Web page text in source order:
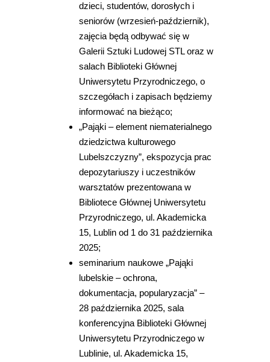
dzieci, studentów, dorosłych i
seniorów (wrzesień-październik),
zajęcia będą odbywać się w
Galerii Sztuki Ludowej STL oraz w
salach Biblioteki Głównej
Uniwersytetu Przyrodniczego, o
szczegółach i zapisach będziemy
informować na bieżąco;
„Pająki – element niematerialnego
dziedzictwa kulturowego
Lubelszczyzny”, ekspozycja prac
depozytariuszy i uczestników
warsztatów prezentowana w
Bibliotece Głównej Uniwersytetu
Przyrodniczego, ul. Akademicka
15, Lublin od 1 do 31 października
2025;
seminarium naukowe „Pająki
lubelskie – ochrona,
dokumentacja, popularyzacja” –
28 października 2025, sala
konferencyjna Biblioteki Głównej
Uniwersytetu Przyrodniczego w
Lublinie, ul. Akademicka 15,